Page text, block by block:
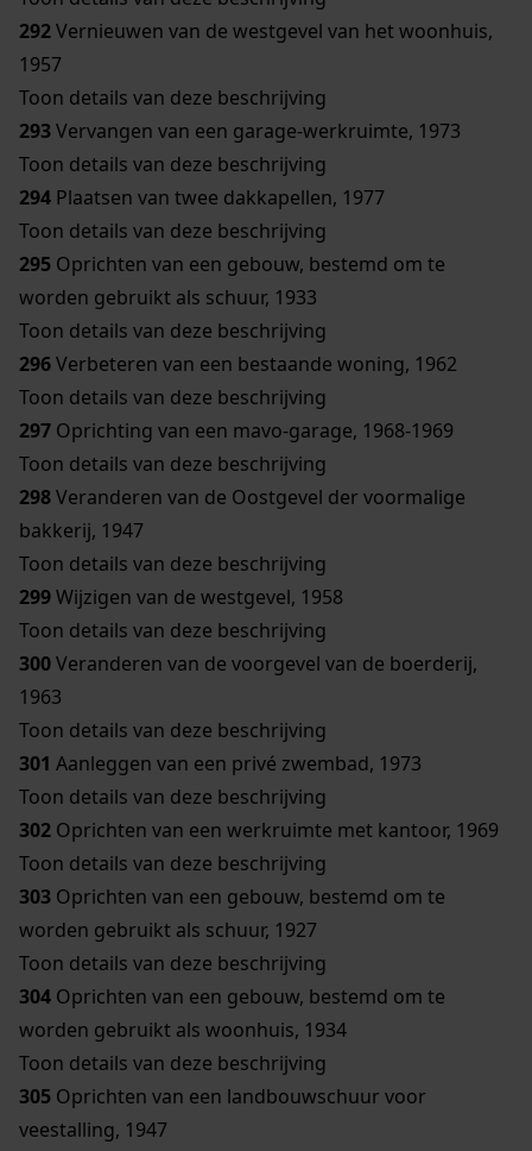
292Vernieuwen van de westgevel van het woonhuis,
1957
Toon details van deze beschrijving
293Vervangen van een garage-werkruimte, 1973
Toon details van deze beschrijving
294 Plaatsen van twee dakkapellen, 1977
Toon details van deze beschrijving
295 Oprichten van een gebouw, bestemd om te
worden gebruikt als schuur, 1933
Toon details van deze beschrijving
296Verbeteren van een bestaande woning, 1962
Toon details van deze beschrijving
297 Oprichting van een mavo-garage, 1968-1969
Toon details van deze beschrijving
298Veranderen van de Oostgevel der voormalige
bakkerij, 1947
Toon details van deze beschrijving
299Wijzigen van de westgevel, 1958
Toon details van deze beschrijving
300Veranderen van de voorgevel van de boerderij,
1963
Toon details van deze beschrijving
301 Aanleggen van een privé zwembad, 1973
Toon details van deze beschrijving
302 Oprichten van een werkruimte met kantoor, 1969
Toon details van deze beschrijving
303 Oprichten van een gebouw, bestemd om te
worden gebruikt als schuur, 1927
Toon details van deze beschrijving
304 Oprichten van een gebouw, bestemd om te
worden gebruikt als woonhuis, 1934
Toon details van deze beschrijving
305 Oprichten van een landbouwschuur voor
veestalling, 1947